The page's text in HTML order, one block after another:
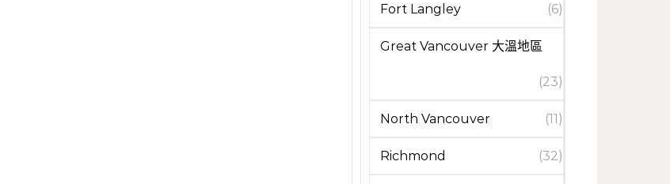
Fort Langley (6)
Great Vancouver 大溫地區
(23)
North Vancouver (11)
Richmond (32)